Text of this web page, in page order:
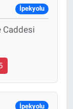
İpekyolu
Caddesi
İpekyolu